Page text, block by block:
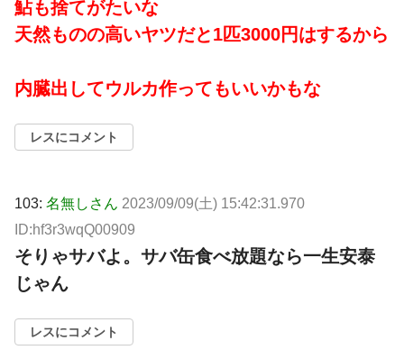
鮎も捨てがたいな
天然ものの高いヤツだと1匹3000円はするから
内臓出してウルカ作ってもいいかもな
レスにコメント
103: 名無しさん 2023/09/09(土) 15:42:31.970
ID:hf3r3wqQ00909
そりゃサバよ。サバ缶食べ放題なら一生安泰
じゃん
レスにコメント